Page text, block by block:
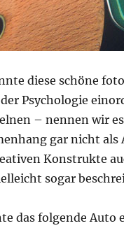
diese schöne
Psychologie
– nennen wir
gar nicht
Konstrukte
sogar
das folgende Auto